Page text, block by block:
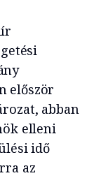
először
abban
elleni
idő
az